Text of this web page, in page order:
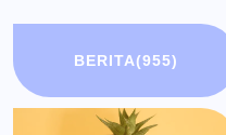
BERITA(955)